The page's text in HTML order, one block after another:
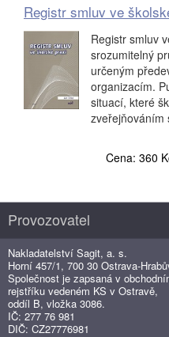
Registr smluv ve
Registr smluv
srozumitelný
určeným
organizacím.
situací, které
zveřejňováním
Cena: 360
Provozovatel
Nakladatelství Sagit, a. s.
Horní 457/1, 700 30 Ostrava-
Společnost je zapsaná v
rejstříku vedeném KS v Ostravě,
oddíl B, vložka 3086.
IČ: 277 76 981
DIČ: CZ27776981